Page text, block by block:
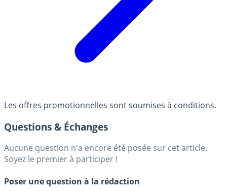
Les offres promotionnelles sont soumises à conditions.
Questions & Échanges
Aucune question n'a encore été posée sur cet article.
Soyez le premier à participer !
Poser une question à la rédaction